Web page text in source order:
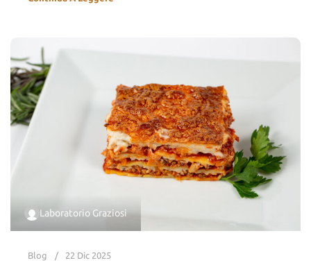
Laboratorio Graziosi
Blog 22 Dic 2025